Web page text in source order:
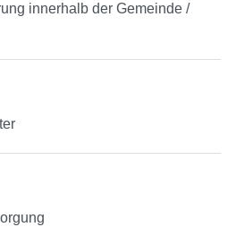
innerhalb der Gemeinde /